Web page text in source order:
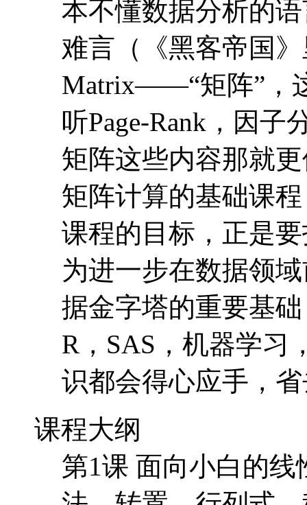
矩阵这些内容那就
矩阵计算的基础课
课程的目标，正是
为进一步在数据领
据金字塔的重要基
R，SAS，机器学习
识都会得心应手，
课程大纲
第1课 面向小白的
法，转置，行列式
第2课 计算机派上
R，Matlab，怎样使
第3课 了解直观背